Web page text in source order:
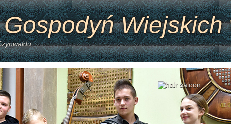
Gospodyń Wiejskich